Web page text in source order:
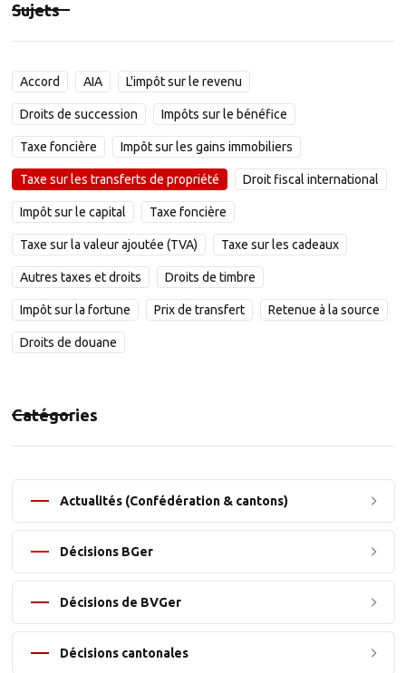
Sujets
Accord AIA L'impôt sur le revenu
Droits de succession Impôts sur le bénéfice
Taxe foncière Impôt sur les gains immobiliers
Taxe sur les transferts de propriété Droit fiscal international
Impôt sur le capital Taxe foncière
Taxe sur la valeur ajoutée (TVA) Taxe sur les cadeaux
Autres taxes et droits Droits de timbre
Impôt sur la fortune Prix de transfert Retenue à la source
Droits de douane
Catégories
Actualités (Confédération & cantons)
Décisions BGer
Décisions de BVGer
Décisions cantonales